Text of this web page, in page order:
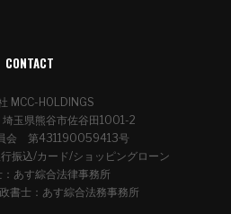
CONTACT
MCC-HOLDINGS
県熊谷市佐谷田1001-2
会 第431190059413号
振込/カード/ショッピングローン
：あす綜合法律事務所
書士：あす綜合法務事務所